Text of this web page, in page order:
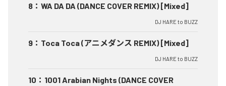
8 ： WA DA DA (DANCE COVER REMIX) [Mixed]
DJ HARE to BUZZ
9 ： Toca Toca (アニメダンス REMIX) [Mixed]
DJ HARE to BUZZ
10 ： 1001 Arabian Nights (DANCE COVER